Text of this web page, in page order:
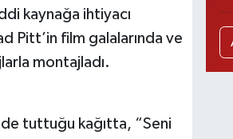
kaynağa ihtiyacı
Pitt’in film galalarında ve
montajladı.
tuttuğu kağıtta, “Seni